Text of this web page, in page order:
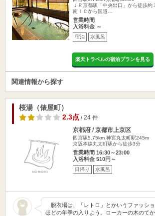
ＪＲ京都駅「中央出口」から徒歩
南ＩＣから国道…
営業時間
入浴料金 ～
宿泊 水風呂
楽天トラベルの宿泊プランを見る
関連情報から探す
桜湯（俵屋町）
2.3点/ 24 件
京都府 / 京都市上京区
四宮駅5.75km 神宮丸太町駅245m
京阪本線丸太町駅から徒歩3分
営業時間 16:30～23:00
入浴料金 510円～
日帰り 水風呂
脱衣場は、「レトロ」とかいうファッシ
ほどの年季の入りよう。ローカーの木のて